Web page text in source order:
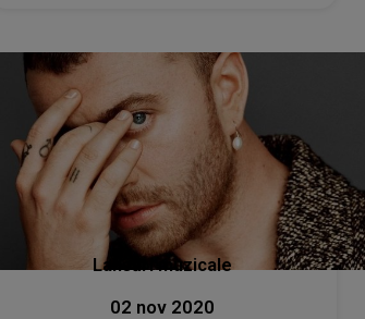
Lansări muzicale
02 nov 2020